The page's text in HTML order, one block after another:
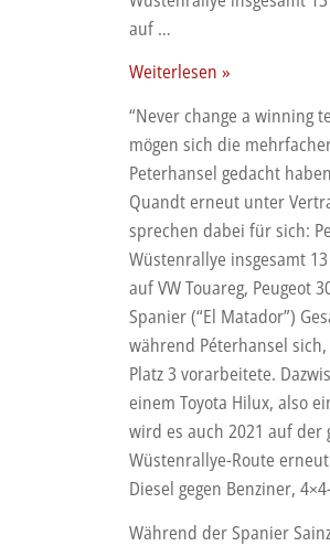
auf …
Dakar
Péterhansel
und
Sainz
sicher
dabei
Weiterlesen »
“Never change a winning
mögen sich die
Peterhansel gedacht
Quandt erneut unter
sprechen dabei für sich:
Wüstenrallye insgesamt
auf VW Touareg, Peugeot
Spanier (“El Matador”)
während Péterhansel
Platz 3 vorarbeitete.
einem Toyota Hilux, also
wird es auch 2021 auf der
Wüstenrallye-Route
Diesel gegen Benziner,
Während der Spanier